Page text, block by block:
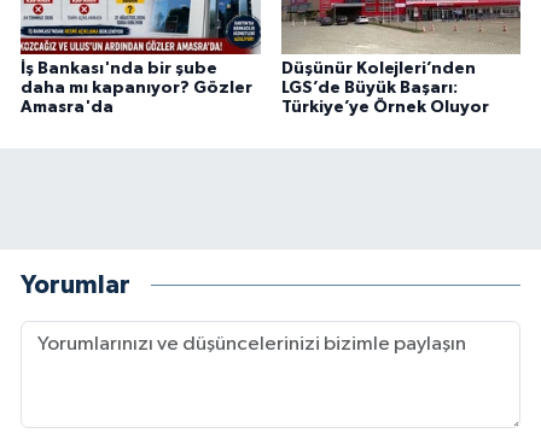
İş Bankası'nda bir şube
daha mı kapanıyor? Gözler
Amasra'da
Düşünür Kolejleri’nden
LGS’de Büyük Başarı:
Türkiye’ye Örnek Oluyor
Yorumlar